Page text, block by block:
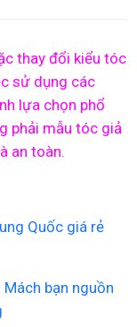
thay đổi kiểu tóc
sử dụng các
lựa chọn phổ
phải mẫu tóc giả
an toàn.
Quốc giá rẻ
bạn nguồn